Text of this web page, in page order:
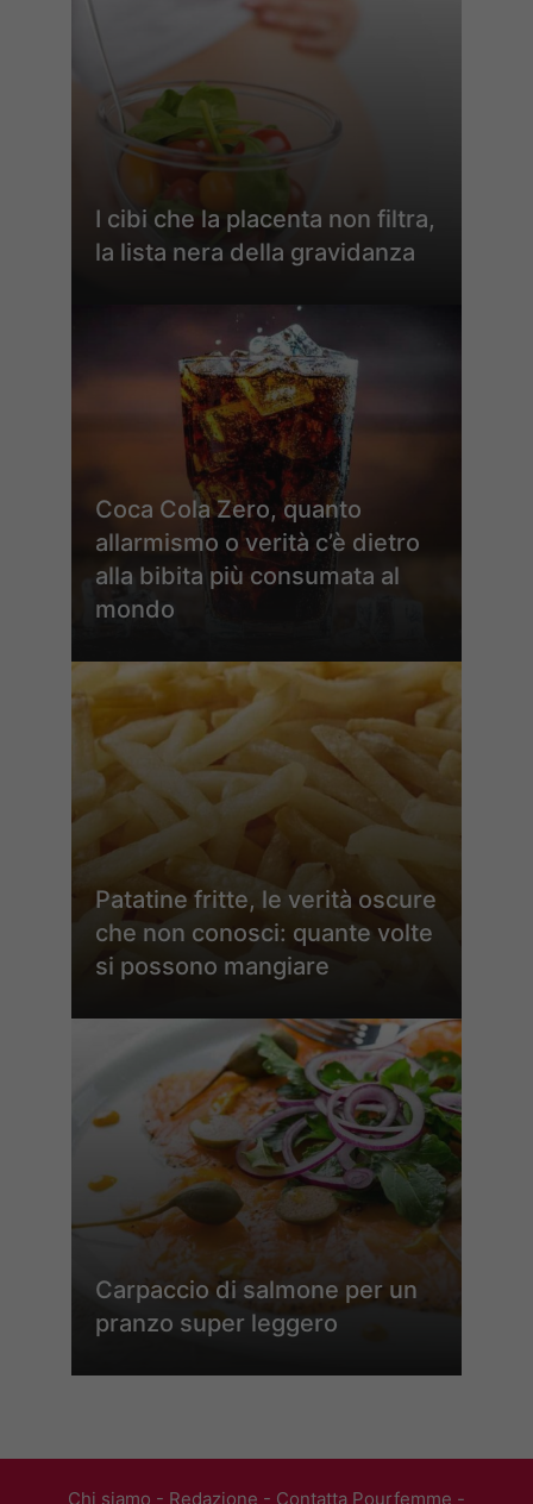
I cibi che la placenta non filtra,
la lista nera della gravidanza
Coca Cola Zero, quanto
allarmismo o verità c’è dietro
alla bibita più consumata al
mondo
Patatine fritte, le verità oscure
che non conosci: quante volte
si possono mangiare
Carpaccio di salmone per un
pranzo super leggero
Chi siamo - Redazione - Contatta Pourfemme -